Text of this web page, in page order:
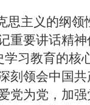
思主义的纲领
重要讲话精
学习教育的核
刻领会中国
党为党，加